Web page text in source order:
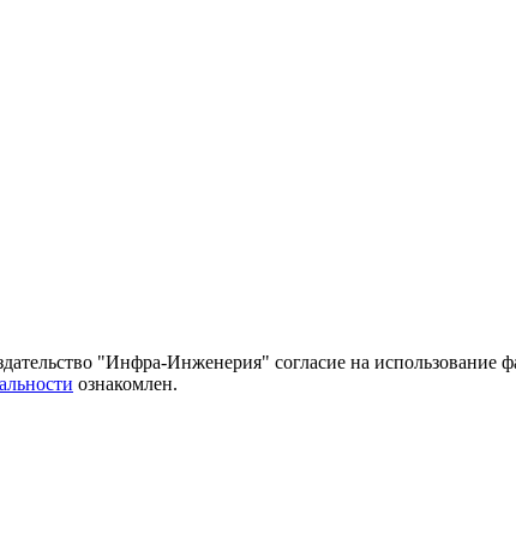
"Инфра-Инженерия" согласие на использование
ознакомлен.